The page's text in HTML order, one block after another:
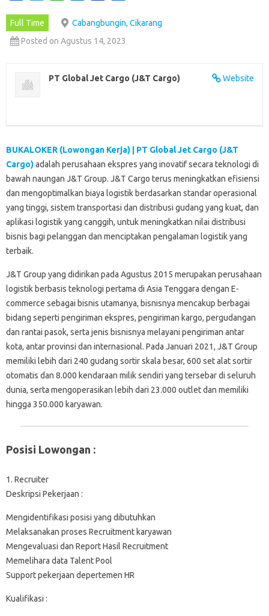
c
e
o
t
a
t
n
k
n
b
a
Full Time
Cabangbungin, Cikarang
Posted on Agustus 14, 2023
Website
PT Global Jet Cargo (J&T Cargo)
BUKALOKER (Lowongan Kerja) | PT Global Jet Cargo (J&T
Cargo)adalah perusahaan ekspres yang inovatif secara teknologi di
bawah naungan J&T Group. J&T Cargo terus meningkatkan efisiensi
dan mengoptimalkan biaya logistik berdasarkan standar operasional
yang tinggi, sistem transportasi dan distribusi gudang yang kuat, dan
aplikasi logistik yang canggih, untuk meningkatkan nilai distribusi
bisnis bagi pelanggan dan menciptakan pengalaman logistik yang
terbaik.
J&T Group yang didirikan pada Agustus 2015 merupakan perusahaan
logistik berbasis teknologi pertama di Asia Tenggara dengan E-
commerce sebagai bisnis utamanya, bisnisnya mencakup berbagai
bidang seperti pengiriman ekspres, pengiriman kargo, pergudangan
dan rantai pasok, serta jenis bisnisnya melayani pengiriman antar
kota, antar provinsi dan internasional. Pada Januari 2021, J&T Group
memiliki lebih dari 240 gudang sortir skala besar, 600 set alat sortir
otomatis dan 8.000 kendaraan milik sendiri yang tersebar di seluruh
dunia, serta mengoperasikan lebih dari 23.000 outlet dan memiliki
hingga 350.000 karyawan.
Posisi Lowongan :
1. Recruiter
Deskripsi Pekerjaan :
Mengidentifikasi posisi yang dibutuhkan
Melaksanakan proses Recruitment karyawan
Mengevaluasi dan Report Hasil Recruitment
Memelihara data Talent Pool
Support pekerjaan depertemen HR
Kualifikasi :